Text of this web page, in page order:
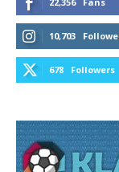
10,703
678 Followers